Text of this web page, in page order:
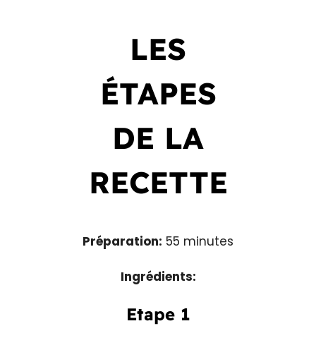
LES
ÉTAPES
DE LA
RECETTE
Préparation: 55 minutes
Ingrédients:
Etape 1